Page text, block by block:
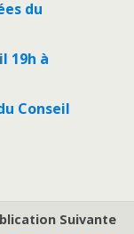
du
19h à
Conseil
Suivante